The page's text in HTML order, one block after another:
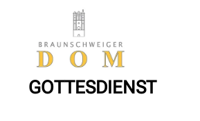
GOTTESDIENST